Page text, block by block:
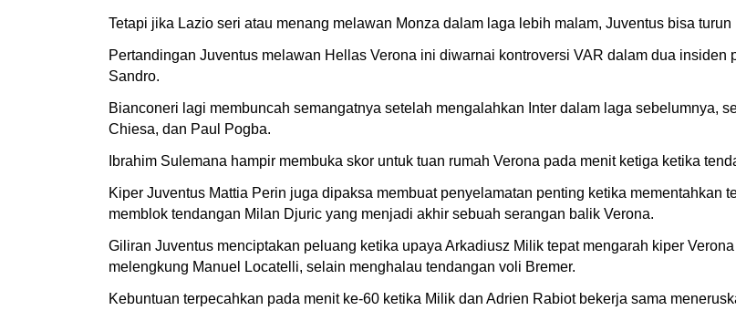
Tetapi jika Lazio seri atau menang melawan Monza dalam laga lebih malam, Juventus bisa turun
Pertandingan Juventus melawan Hellas Verona ini diwarnai kontroversi VAR dalam dua
Sandro.
Bianconeri lagi membuncah semangatnya setelah mengalahkan Inter dalam laga sebelumnya,
Chiesa, dan Paul Pogba.
Ibrahim Sulemana hampir membuka skor untuk tuan rumah Verona pada menit ketiga ketika
Kiper Juventus Mattia Perin juga dipaksa membuat penyelamatan penting ketika mementahkan
memblok tendangan Milan Djuric yang menjadi akhir sebuah serangan balik Verona.
Giliran Juventus menciptakan peluang ketika upaya Arkadiusz Milik tepat mengarah kiper
melengkung Manuel Locatelli, selain menghalau tendangan voli Bremer.
Kebuntuan terpecahkan pada menit ke-60 ketika Milik dan Adrien Rabiot bekerja sama